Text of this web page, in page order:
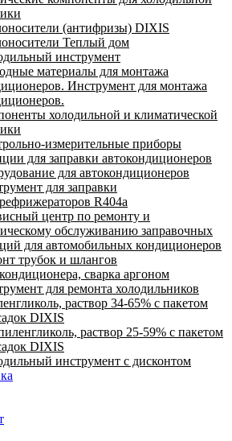
(антифризы) DIXIS
Теплый дом
инструмент
материалы для монтажа
Инструмент для монтажа
холодильной и климатической
измерительные приборы
для заправки автокондиционеров
для автокондиционеров
для заправки
R404a
центр по ремонту и
обслуживанию заправочных
для автомобильных кондиционеров
трубок и шлангов
сварка аргоном
для ремонта холодильников
раствор 34-65% с пакетом
DIXIS
раствор 25-59% с пакетом
DIXIS
инструмент с дисконтом